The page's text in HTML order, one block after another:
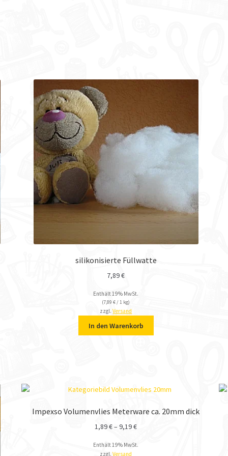
silikonisierte Füllwatte
7,89€
Enthält 19% MwSt.
(7,89€/ 1 kg)
zzgl.Versand
In den Warenkorb
Impexso Volumenvlies Meterware ca. 20mm dick
1,89€–9,19€
Enthält 19% MwSt.
zzgl.Versand